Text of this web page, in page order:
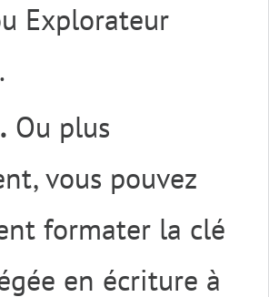
Explorateur
Ou plus
vous pouvez
formater la clé
en écriture à